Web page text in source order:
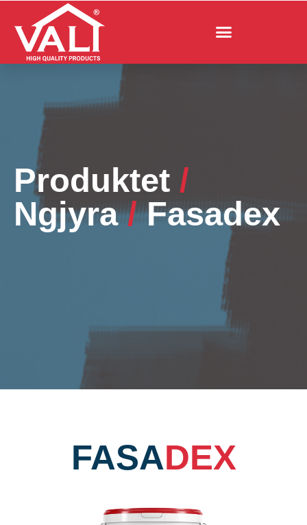
Produktet /
Ngjyra /Fasadex
FASADEX